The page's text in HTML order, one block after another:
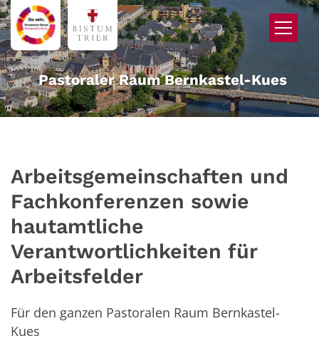
Zum Inhalt springen
Pastoraler Raum Bernkastel-Kues
Arbeitsgemeinschaften und
Fachkonferenzen sowie
hautamtliche
Verantwortlichkeiten für
Arbeitsfelder
Für den ganzen Pastoralen Raum Bernkastel-
Kues